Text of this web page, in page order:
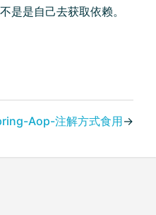
是是自己去获取依赖。
Aop-注解方式食用→